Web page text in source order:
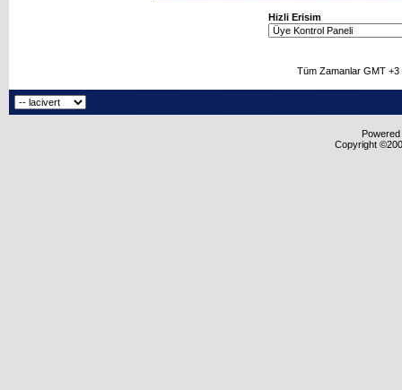
Hizli Erisim
Tüm Zamanlar GMT
Copyright